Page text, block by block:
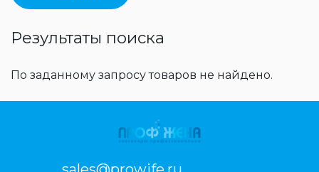
Результаты поиска
По заданному запросу товаров не найдено.